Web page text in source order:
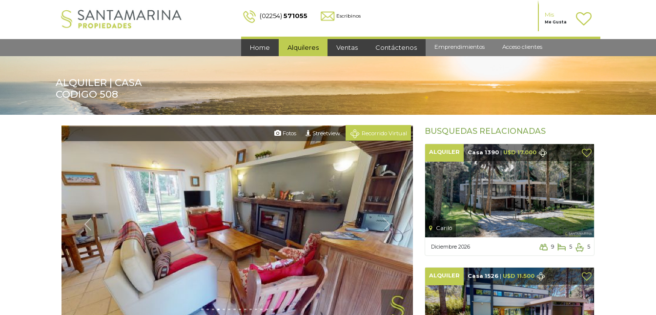
(02254) 571055 Escribinos Mis
Me Gusta
Home Alquileres Ventas Contáctenos Emprendimientos Acceso clientes
ALQUILER | CASA
CODIGO 508
Fotos Streetview Recorrido Virtual
Previous Next
BUSQUEDAS RELACIONADAS
ALQUILER Casa 1390| U$D 17.000
Cariló
Diciembre 2026 9 5 5
ALQUILER Casa 1526| U$D 11.500